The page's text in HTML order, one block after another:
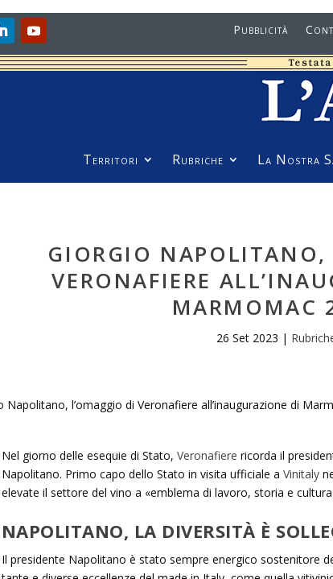
Pubblicità
Territori Rubriche La Nostra
GIORGIO NAPOLITANO,
VERONAFIERE
MARMOMAC
26 Set 2023 |
Nel giorno delle esequie di Stato, Veronafiere ricorda il
Napolitano. Primo capo dello Stato in visita ufficiale a Vinitaly
elevate il settore del vino a «emblema di lavoro, storia e
NAPOLITANO, LA DIVERSITÀ È
Il presidente Napolitano è stato sempre energico sostenitore